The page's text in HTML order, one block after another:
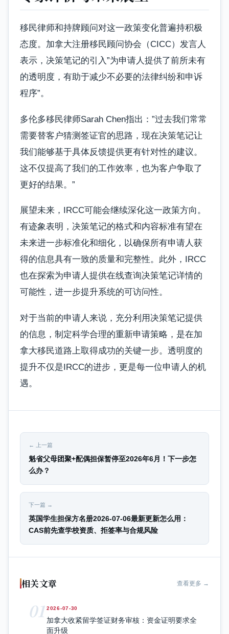
移民律师和持牌顾问对这一政策变化普遍持积极
态度。加拿大注册移民顾问协会（CICC）发言人
表示，决策笔记的引入”为申请人提供了前所未有
的透明度，有助于减少不必要的法律纠纷和申诉
程序”。
多伦多移民律师Sarah Chen指出：”过去我们常常
需要替客户猜测签证官的思路，现在决策笔记让
我们能够基于具体反馈提供更有针对性的建议。
这不仅提高了我们的工作效率，也为客户争取了
更好的结果。”
展望未来，IRCC可能会继续深化这一政策方向。
有迹象表明，决策笔记的格式和内容标准有望在
未来进一步标准化和细化，以确保所有申请人获
得的信息具有一致的质量和完整性。此外，IRCC
也在探索为申请人提供在线查询决策笔记详情的
可能性，进一步提升系统的可访问性。
对于当前的申请人来说，充分利用决策笔记提供
的信息，制定科学合理的重新申请策略，是在加
拿大移民道路上取得成功的关键一步。透明度的
提升不仅是IRCC的进步，更是每一位申请人的机
遇。
← 上一篇
魁省父母团聚+配偶担保暂停至2026年6月！下一步怎
么办？
下一篇 →
英国学生担保方名册2026-07-06最新更新怎么用：
CAS前先查学校资质、拒签率与合规风险
相关文章 查看更多 →
01 2026-07-30
加拿大收紧留学签证财务审核：资金证明要求全
面升级